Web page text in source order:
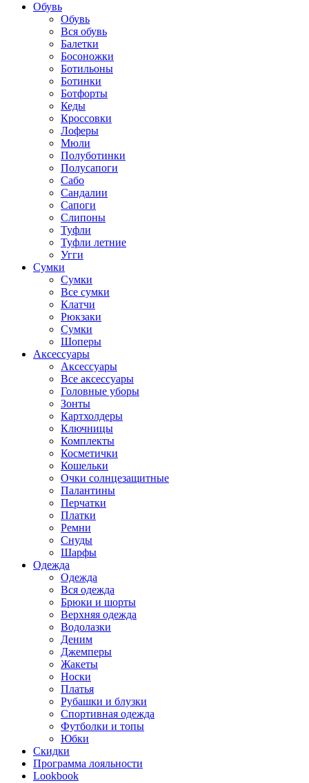
Обувь
Обувь
Вся обувь
Балетки
Босоножки
Ботильоны
Ботинки
Ботфорты
Кеды
Кроссовки
Лоферы
Мюли
Полуботинки
Полусапоги
Сабо
Сандалии
Сапоги
Слипоны
Туфли
Туфли летние
Угги
Сумки
Сумки
Все сумки
Клатчи
Рюкзаки
Сумки
Шоперы
Аксессуары
Аксессуары
Все аксессуары
Головные уборы
Зонты
Картхолдеры
Ключницы
Комплекты
Косметички
Кошельки
Очки солнцезащитные
Палантины
Перчатки
Платки
Ремни
Снуды
Шарфы
Одежда
Одежда
Вся одежда
Брюки и шорты
Верхняя одежда
Водолазки
Деним
Джемперы
Жакеты
Носки
Платья
Рубашки и блузки
Спортивная одежда
Футболки и топы
Юбки
Скидки
Программа лояльности
Lookbook